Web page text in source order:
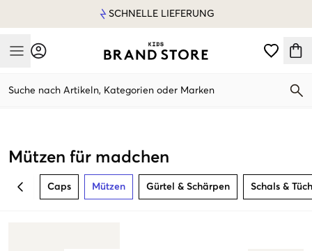
SCHNELLE LIEFERUNG
Mobile Menu
Suche nach Artikeln, Kategorien oder Marken
Mützen für madchen
BACK Caps Mützen Gürtel & Schärpen Schals &